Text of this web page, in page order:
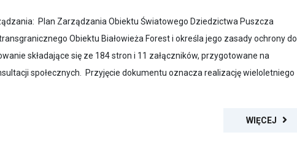
Plan Zarządzania Obiektu Światowego Dziedzictwa Puszcza
Obiektu Białowieża Forest i określa jego zasady ochrony do
składające się ze 184 stron i 11 załączników, przygotowane na
społecznych. Przyjęcie dokumentu oznacza realizację wieloletniego
WIĘCEJ